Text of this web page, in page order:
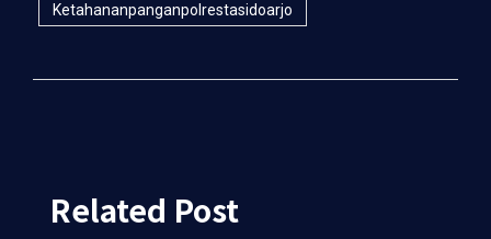
Ketahananpanganpolrestasidoarjo
Related Post